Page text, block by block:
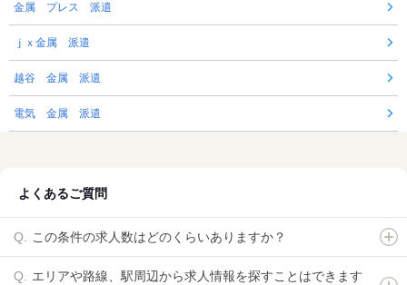
金属 プレス 派遣
ｊｘ金属 派遣
越谷 金属 派遣
電気 金属 派遣
よくあるご質問
この条件の求人数はどのくらいありますか？
エリアや路線、駅周辺から求人情報を探すことはできます